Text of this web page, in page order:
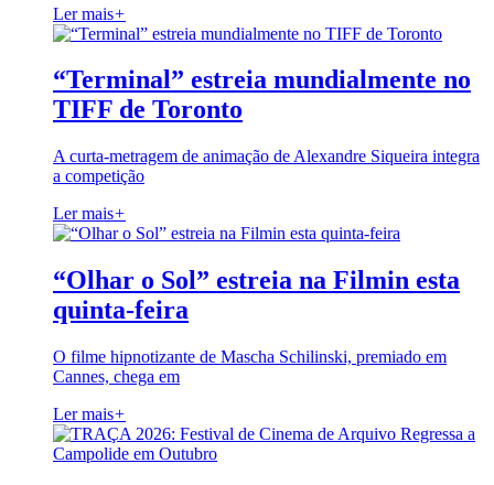
Ler mais+
“Terminal” estreia mundialmente no
TIFF de Toronto
A curta-metragem de animação de Alexandre Siqueira integra
a competição
Ler mais+
“Olhar o Sol” estreia na Filmin esta
quinta-feira
O filme hipnotizante de Mascha Schilinski, premiado em
Cannes, chega em
Ler mais+